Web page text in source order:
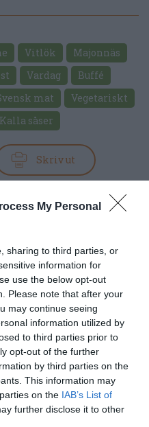
My Personal
sharing to third parties, or
information for
use the below opt-out
Please note that after your
may continue seeing
information utilized by
to third parties prior to
opt-out of the further
by third parties on the
This information may
on the IAB’s List of
further disclose it to other
Vitlök
Majonnäs
Vardag
Buffé
mat
Vegetariskt
Kalla såser
Skriv ut
röster)
2023-04-18